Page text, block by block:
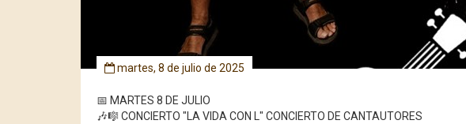
martes, 8 de julio de 2025
📅 MARTES 8 DE JULIO
🎶🎼 CONCIERTO "LA VIDA CON L" CONCIERTO DE CANTAUTORES